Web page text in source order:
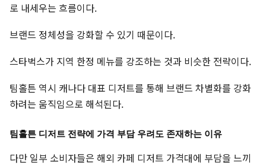
로 내세우는 흐름이다.
브랜드 정체성을 강화할 수 있기 때문이다.
스타벅스가 지역 한정 메뉴를 강조하는 것과 비슷한 전략이다.
팀홀튼 역시 캐나다 대표 디저트를 통해 브랜드 차별화를 강화
하려는 움직임으로 해석된다.
팀홀튼 디저트 전략에 가격 부담 우려도 존재하는 이유
다만 일부 소비자들은 해외 카페 디저트 가격대에 부담을 느끼